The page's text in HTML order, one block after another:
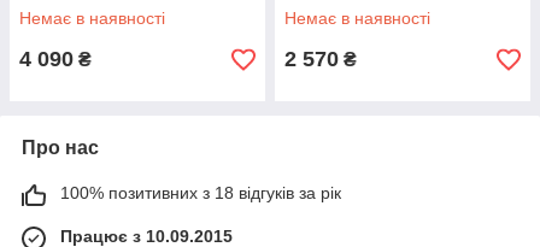
Немає в наявності
4 090 ₴
Немає в наявності
2 570 ₴
Про нас
100% позитивних з 18 відгуків за рік
Працює з 10.09.2015